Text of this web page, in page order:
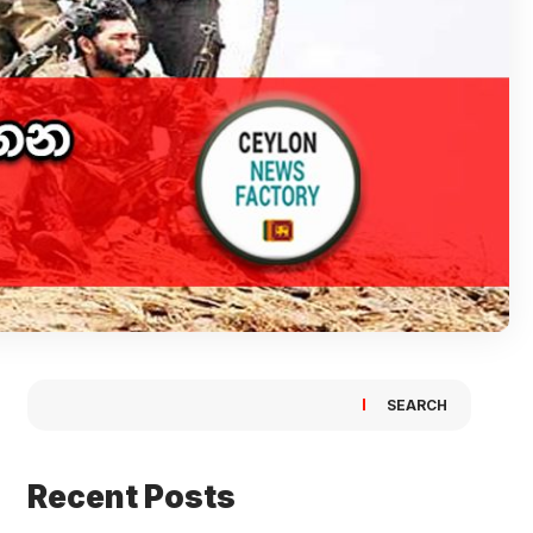
SEARCH
Recent Posts